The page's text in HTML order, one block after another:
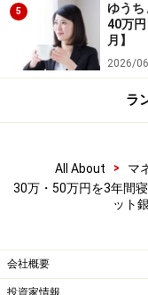
金額が大きくなれ
夏のボーナスシー
所を見直すよい機
などを比較しなが
ましょう。
※記事内容は執筆時点
い。
本記事の内容は一般
行ってください。
掲載情報の正確性・完
が、その内容を保証す
5
ゆう
40万
月】
2026/
ラ
All About > マ
30万・50万円を3年間
ット
会社概要